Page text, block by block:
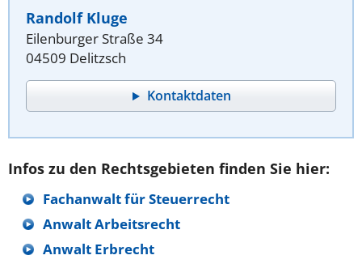
Randolf Kluge
Eilenburger Straße 34
04509 Delitzsch
Kontaktdaten
Infos zu den Rechtsgebieten finden Sie hier:
Fachanwalt für Steuerrecht
Anwalt Arbeitsrecht
Anwalt Erbrecht